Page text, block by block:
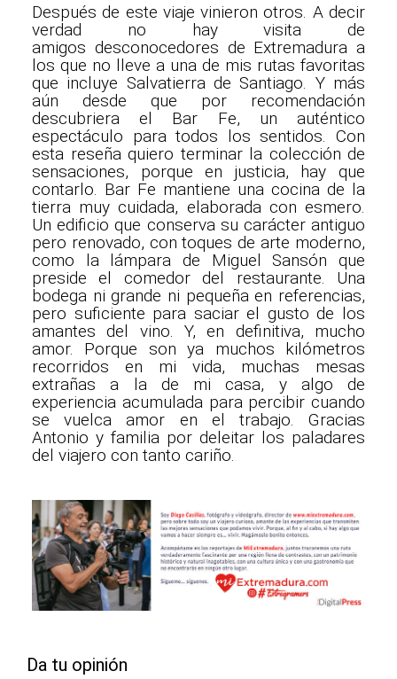
Después de este viaje vinieron otros. A decir
verdad no hay visita de
amigos desconocedores de Extremadura a
los que no lleve a una de mis rutas favoritas
que incluye Salvatierra de Santiago. Y más
aún desde que por recomendación
descubriera el Bar Fe, un auténtico
espectáculo para todos los sentidos. Con
esta reseña quiero terminar la colección de
sensaciones, porque en justicia, hay que
contarlo. Bar Fe mantiene una cocina de la
tierra muy cuidada, elaborada con esmero.
Un edificio que conserva su carácter antiguo
pero renovado, con toques de arte moderno,
como la lámpara de Miguel Sansón que
preside el comedor del restaurante. Una
bodega ni grande ni pequeña en referencias,
pero suficiente para saciar el gusto de los
amantes del vino. Y, en definitiva, mucho
amor. Porque son ya muchos kilómetros
recorridos en mi vida, muchas mesas
extrañas a la de mi casa, y algo de
experiencia acumulada para percibir cuando
se vuelca amor en el trabajo. Gracias
Antonio y familia por deleitar los paladares
del viajero con tanto cariño.
Da tu opinión